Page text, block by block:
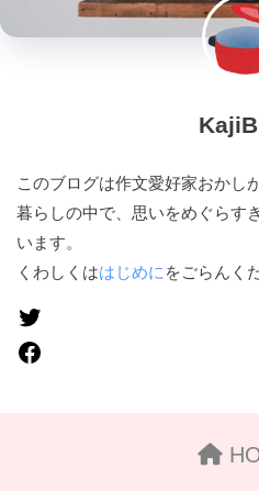
このブログは作文愛好家おかし
暮らしの中で、思いをめぐらす
います。
くわしくははじめに をごらんく